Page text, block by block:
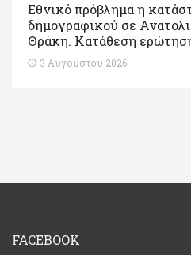
Εθνικό πρόβλημα η
δημογραφικού σε
Θράκη. Κατάθεση
3 Αυγούστου 2026
FACEBOOK